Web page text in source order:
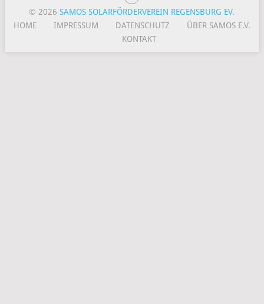
© 2026SAMOS SOLARFÖRDERVEREIN REGENSBURG EV.
HOME
IMPRESSUM DATENSCHUTZ
ÜBER SAMOS E.V.
KONTAKT